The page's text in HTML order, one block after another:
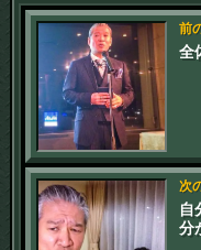
前
全
次
自
分